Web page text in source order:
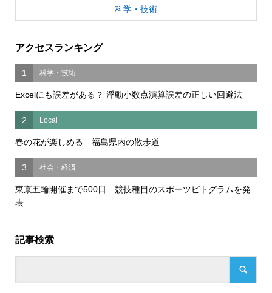
科学・技術
アクセスランキング
1 科学・技術
Excelにも誤差がある？ 浮動小数点演算誤差の正しい回避法
2 Local
春の花が楽しめる 福島県内の散歩道
3 社会・経済
東京五輪開催まで500日 競技種目のスポーツピトグラムを発
表
記事検索